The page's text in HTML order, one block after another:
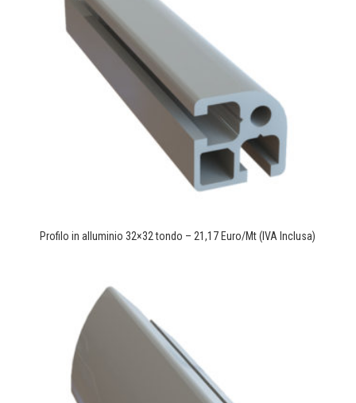
Profilo in alluminio 32×32 tondo – 21,17 Euro/Mt (IVA Inclusa)